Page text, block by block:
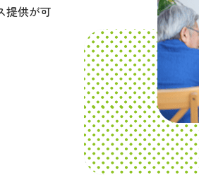
提供が可